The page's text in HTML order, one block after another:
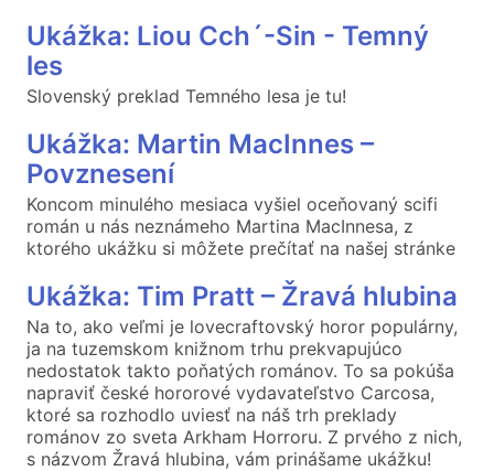
Ukážka: Liou Cch´-Sin - Temný
les
Slovenský preklad Temného lesa je tu!
Ukážka: Martin MacInnes –
Povznesení
Koncom minulého mesiaca vyšiel oceňovaný scifi
román u nás neznámeho Martina MacInnesa, z
ktorého ukážku si môžete prečítať na našej stránke
Ukážka: Tim Pratt – Žravá hlubina
Na to, ako veľmi je lovecraftovský horor populárny,
ja na tuzemskom knižnom trhu prekvapujúco
nedostatok takto poňatých románov. To sa pokúša
napraviť české hororové vydavateľstvo Carcosa,
ktoré sa rozhodlo uviesť na náš trh preklady
románov zo sveta Arkham Horroru. Z prvého z nich,
s názvom Žravá hlubina, vám prinášame ukážku!